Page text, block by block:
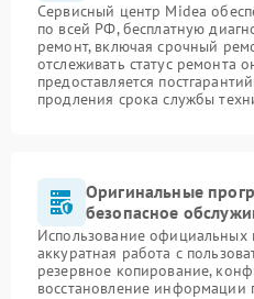
Сервисный центр Midea
по всей РФ, бесплатную
ремонт, включая срочный
отслеживать статус ремонта
предоставляется
продления срока службы
Оригинальные
безопасное
Использование
аккуратная работа с
резервное копирование,
восстановление информации